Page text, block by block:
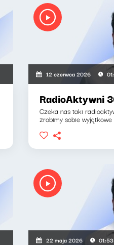
12 czerwca 2026
RadioAktywni
Czeka nas taki
zrobimy sobie
22 maja 2026